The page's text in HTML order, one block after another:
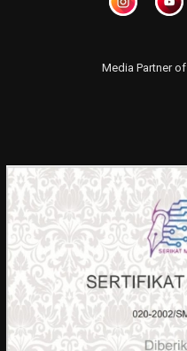
Media Partner of